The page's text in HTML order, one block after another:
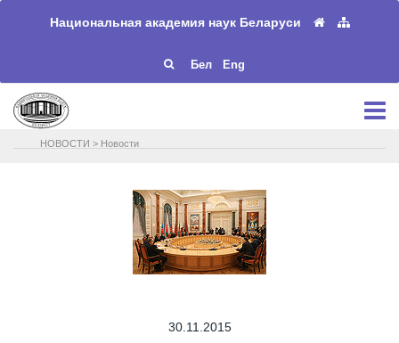
Национальная академия наук Беларуси
Бел Eng
НОВОСТИ > Новости
30.11.2015